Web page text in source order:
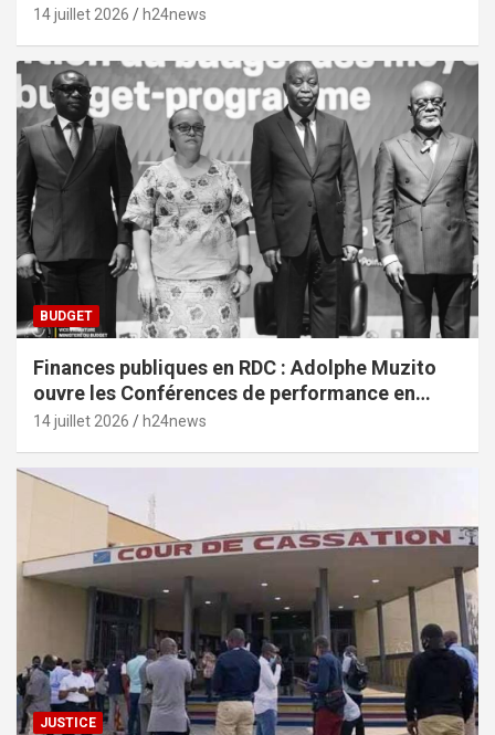
14 juillet 2026 h24news
BUDGET
Finances publiques en RDC : Adolphe Muzito
ouvre les Conférences de performance en
prélude au budget-programme de 2028
14 juillet 2026 h24news
JUSTICE